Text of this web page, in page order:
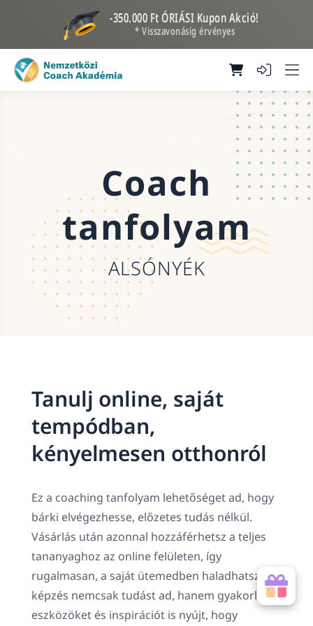
-350.000 Ft ÓRIÁSI Kupon Akció!
* Visszavonásig érvényes
Coach
tanfolyam
ALSÓNYÉK
Tanulj online, saját
tempódban,
kényelmesen otthonról
Ez a coaching tanfolyam lehetőséget ad, hogy
bárki elvégezhesse, előzetes tudás nélkül.
Vásárlás után azonnal hozzáférhetsz a teljes
tananyaghoz az online felületen, így
rugalmasan, a saját ütemedben haladhatsz. A
képzés nemcsak tudást ad, hanem gyakorlati
eszközöket és inspirációt is nyújt, hogy